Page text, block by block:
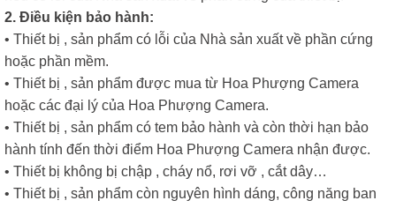
2. Điều kiện bảo hành:
• Thiết bị , sản phẩm có lỗi của Nhà sản xuất về phần cứng
hoặc phần mềm.
• Thiết bị , sản phẩm được mua từ Hoa Phượng Camera
hoặc các đại lý của Hoa Phượng Camera.
• Thiết bị , sản phẩm có tem bảo hành và còn thời hạn bảo
hành tính đến thời điểm Hoa Phượng Camera nhận được.
• Thiết bị không bị chập , cháy nổ, rơi vỡ , cắt dây…
• Thiết bị , sản phẩm còn nguyên hình dáng, công năng ban